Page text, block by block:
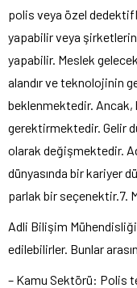
polis veya özel
yapabilir veya
yapabilir. Meslek
alandır ve teknolojinin
beklenmektedir.
gerektirmektedir. Gelir
olarak değişmektedir.
dünyasında bir kariyer
parlak bir seçenektir.7.
Adli Bilişim
edilebilirler. Bunlar
– Kamu Sektörü: Polis